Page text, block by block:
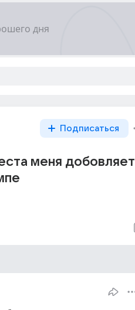
Подписаться
меня добовляет